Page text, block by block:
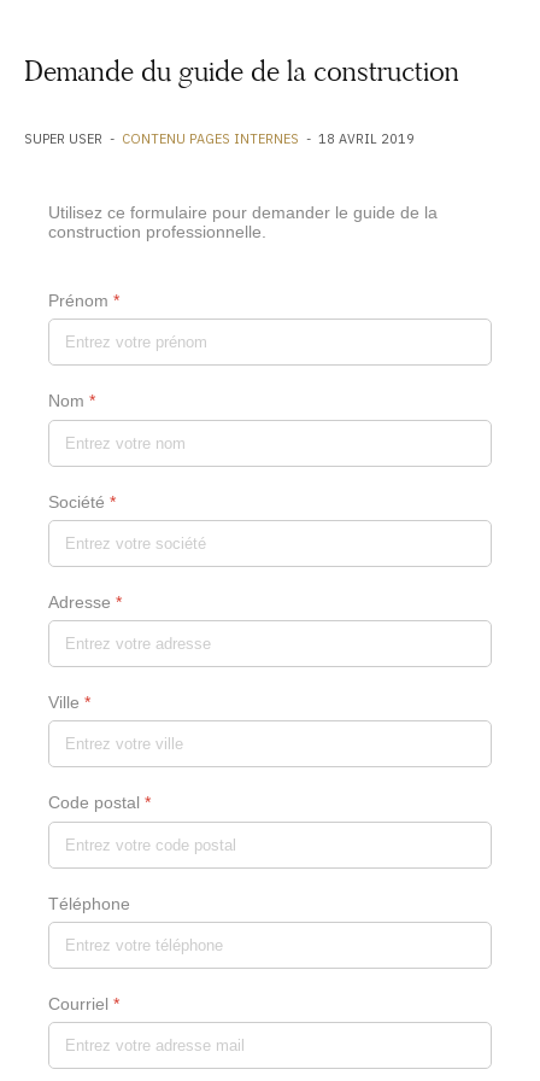
Demande du guide de la construction
SUPER USER CONTENU PAGES INTERNES 18 AVRIL 2019
Utilisez ce formulaire pour demander le guide de la
construction professionnelle.
Prénom *
Nom *
Société *
Adresse *
Ville *
Code postal *
Téléphone
Courriel *